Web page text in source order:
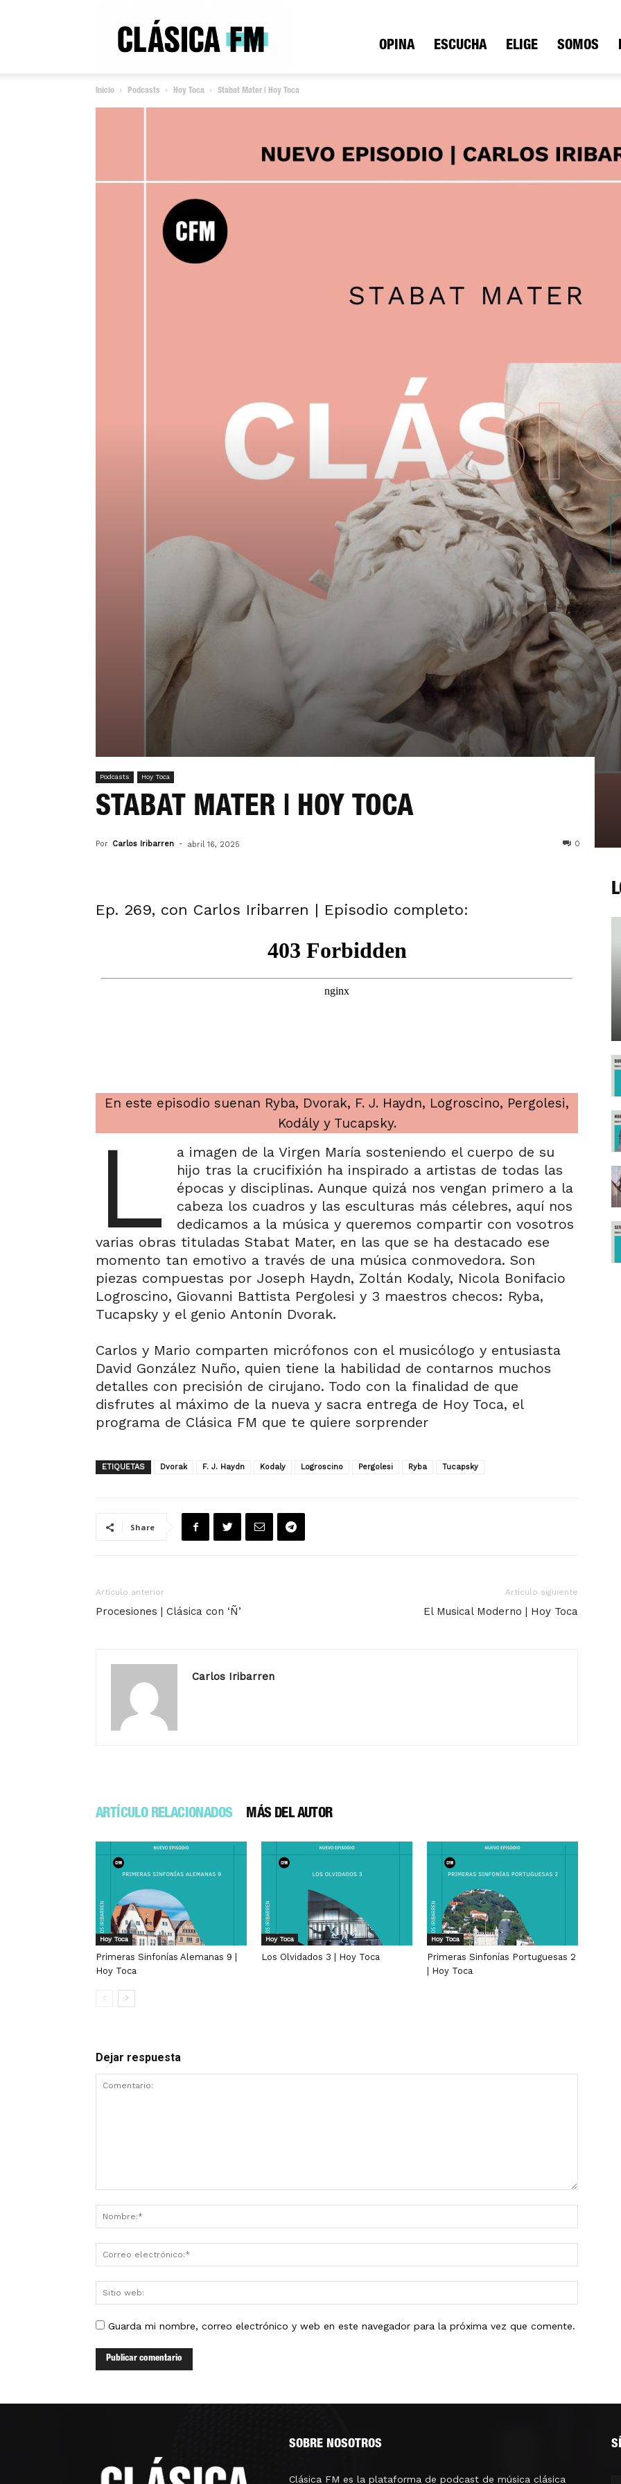
FM
Radio
OPINA ESCUCHA ELIGE SOMOS
Inicio Podcasts Hoy Toca Stabat Mater | Hoy Toca
Podcasts Hoy Toca
STABAT MATER | HOY TOCA
Por Carlos Iribarren - abril 16, 2025 0
Ep. 269, con Carlos Iribarren | Episodio completo:
En este episodio suenan Ryba, Dvorak, F. J. Haydn, Logroscino, Pergolesi,
Kodály y Tucapsky.
L
a imagen de la Virgen María sosteniendo el cuerpo de su
hijo tras la crucifixión ha inspirado a artistas de todas las
épocas y disciplinas. Aunque quizá nos vengan primero a la
cabeza los cuadros y las esculturas más célebres, aquí nos
dedicamos a la música y queremos compartir con vosotros
varias obras tituladas Stabat Mater, en las que se ha destacado ese
momento tan emotivo a través de una música conmovedora. Son
piezas compuestas por Joseph Haydn, Zoltán Kodaly, Nicola Bonifacio
Logroscino, Giovanni Battista Pergolesi y 3 maestros checos: Ryba,
Tucapsky y el genio Antonín Dvorak.
Carlos y Mario comparten micrófonos con el musicólogo y entusiasta
David González Nuño, quien tiene la habilidad de contarnos muchos
detalles con precisión de cirujano. Todo con la finalidad de que
disfrutes al máximo de la nueva y sacra entrega de Hoy Toca, el
programa de Clásica FM que te quiere sorprender
ETIQUETAS Dvorak F. J. Haydn Kodaly Logroscino Pergolesi Ryba Tucapsky
Share
Artículo anterior
Procesiones | Clásica con ‘Ñ’
Artículo siguiente
El Musical Moderno | Hoy Toca
Carlos Iribarren
ARTÍCULO RELACIONADOS MÁS DEL AUTOR
Hoy Toca
Primeras Sinfonías Alemanas 9 |
Hoy Toca
Hoy Toca
Los Olvidados 3 | Hoy Toca
Hoy Toca
Primeras Sinfonías Portuguesas 2
| Hoy Toca
Dejar respuesta
Guarda mi nombre, correo electrónico y web en este navegador para la próxima vez que comente.
SOBRE NOSOTROS
Clásica FM es la plataforma de podcast de música clásica